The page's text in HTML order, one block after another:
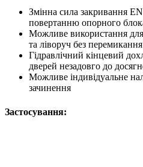
Змінна сила закривання
повертанню опорного
Можливе використання
та ліворуч без перемикання
Гідравлічний кінцевий
дверей незадовго до
Можливе індивідуальне
зачинення
Застосування: